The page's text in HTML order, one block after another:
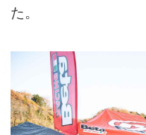
た。